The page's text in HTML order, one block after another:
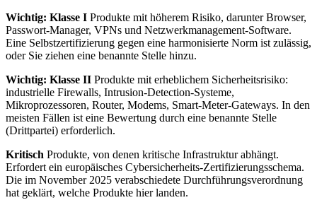
Wichtig: Klasse I Produkte mit höherem Risiko, darunter Browser,
Passwort-Manager, VPNs und Netzwerkmanagement-Software.
Eine Selbstzertifizierung gegen eine harmonisierte Norm ist zulässig,
oder Sie ziehen eine benannte Stelle hinzu.
Wichtig: Klasse II Produkte mit erheblichem Sicherheitsrisiko:
industrielle Firewalls, Intrusion-Detection-Systeme,
Mikroprozessoren, Router, Modems, Smart-Meter-Gateways. In den
meisten Fällen ist eine Bewertung durch eine benannte Stelle
(Drittpartei) erforderlich.
Kritisch Produkte, von denen kritische Infrastruktur abhängt.
Erfordert ein europäisches Cybersicherheits-Zertifizierungsschema.
Die im November 2025 verabschiedete Durchführungsverordnung
hat geklärt, welche Produkte hier landen.